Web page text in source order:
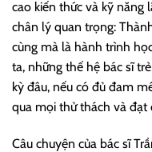
cao kiến thức và kỹ
chân lý quan trọng:
cùng mà là hành trình
ta, những thế hệ bác sĩ
kỳ đâu, nếu có đủ đam
qua mọi thử thách và đạt
Câu chuyện của bác sĩ